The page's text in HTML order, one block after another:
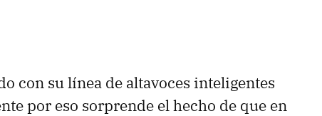
con su línea de altavoces inteligentes
por eso sorprende el hecho de que en